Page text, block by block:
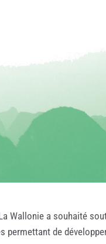
Wallonie a souhaité
de